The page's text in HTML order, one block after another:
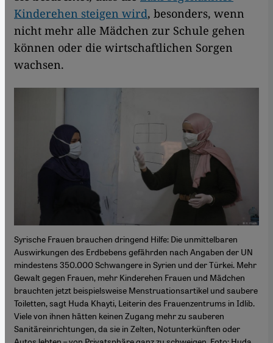
Kinderehen steigen wird, besonders, wenn
nicht mehr alle Mädchen zur Schule gehen
können oder die wirtschaftlichen Sorgen
wachsen.
Syrische Frauen brauchen dringend Hilfe: Die unmittelbaren
Auswirkungen des Erdbebens gefährden nach Angaben der UN
mindestens 350.000 Schwangere in Syrien und der Türkei. Mehr
Gewalt gegen Frauen, mehr Kinderehen Frauen und Mädchen
brauchten jetzt beispielsweise Menstruationsartikel und saubere
Toiletten, sagt Huda Khayti, Leiterin des Frauenzentrums in Idlib.
Viele von ihnen hätten keinen Zugang mehr zu sauberen
Sanitäreinrichtungen, da sie in Zelten, Notunterkünften oder